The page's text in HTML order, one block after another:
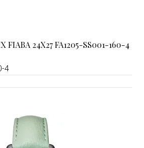
FIABA 24X27 FA1205-SS001-160-4
4